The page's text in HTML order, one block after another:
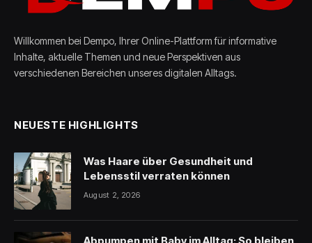
Willkommen bei Dempo, Ihrer Online-Plattform für informative
Inhalte, aktuelle Themen und neue Perspektiven aus
verschiedenen Bereichen unseres digitalen Alltags.
NEUESTE HIGHLIGHTS
Was Haare über Gesundheit und
Lebensstil verraten können
August 2, 2026